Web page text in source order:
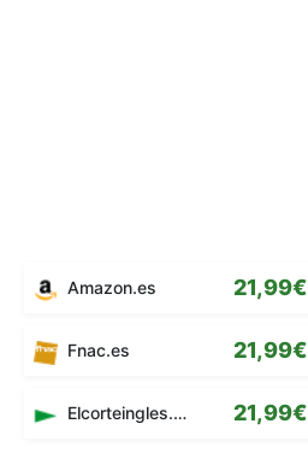
Amazon.es 21,99€
Fnac.es 21,99€
Elcorteingles.es 21,99€